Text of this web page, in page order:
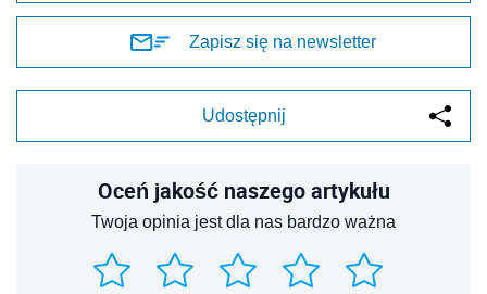
Zapisz się na newsletter
Udostępnij
Oceń jakość naszego artykułu
Twoja opinia jest dla nas bardzo ważna